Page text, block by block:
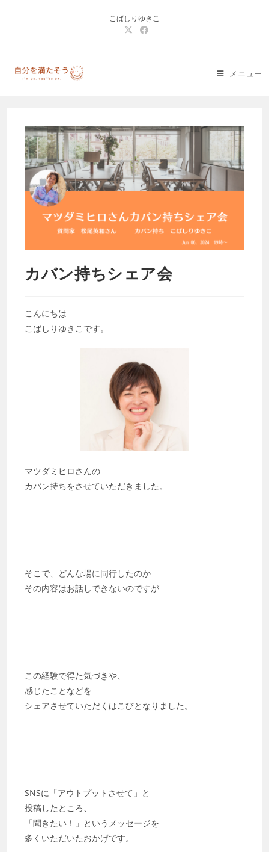
こばしりゆきこ
メニュー
カバン持ちシェア会
こんにちは
こばしりゆきこです。
マツダミヒロさんの
カバン持ちをさせていただきました。
そこで、どんな場に同行したのか
その内容はお話しできないのですが
この経験で得た気づきや、
感じたことなどを
シェアさせていただくはこびとなりました。
SNSに「アウトプットさせて」と
投稿したところ、
「聞きたい！」というメッセージを
多くいただいたおかげです。